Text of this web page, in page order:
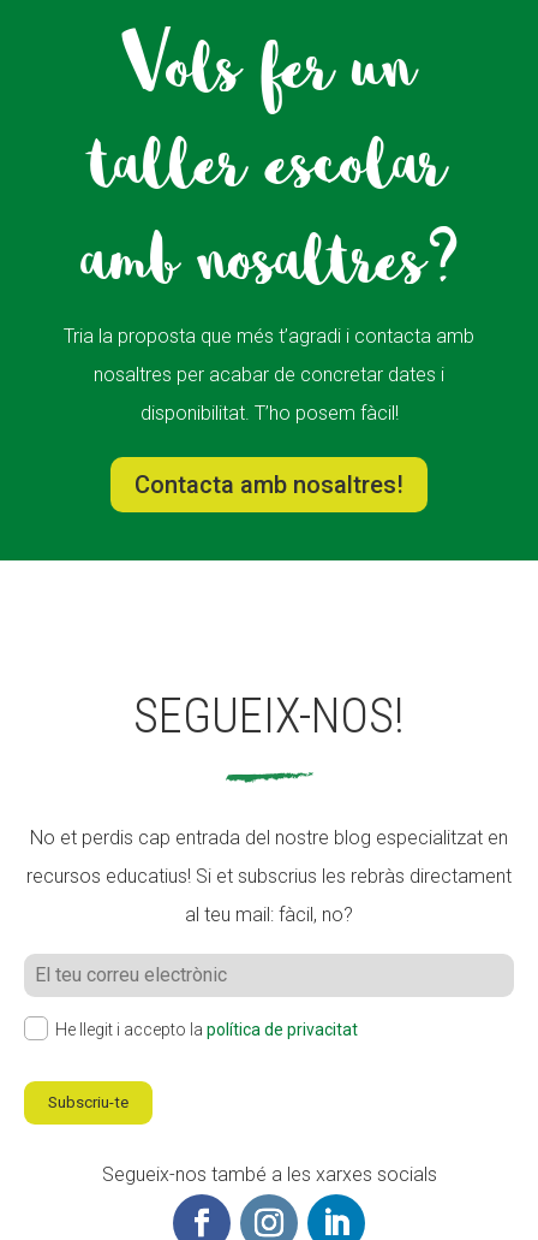
Vols fer un
taller escolar
amb nosaltres?
Tria la proposta que més t’agradi i contacta amb
nosaltres per acabar de concretar dates i
disponibilitat. T’ho posem fàcil!
Contacta amb nosaltres!
SEGUEIX-NOS!
No et perdis cap entrada del nostre blog especialitzat en
recursos educatius! Si et subscrius les rebràs directament
al teu mail: fàcil, no?
He llegit i accepto la política de privacitat
Subscriu-te
Segueix-nos també a les xarxes socials